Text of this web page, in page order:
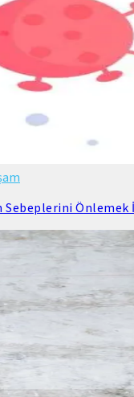
Sebeplerini